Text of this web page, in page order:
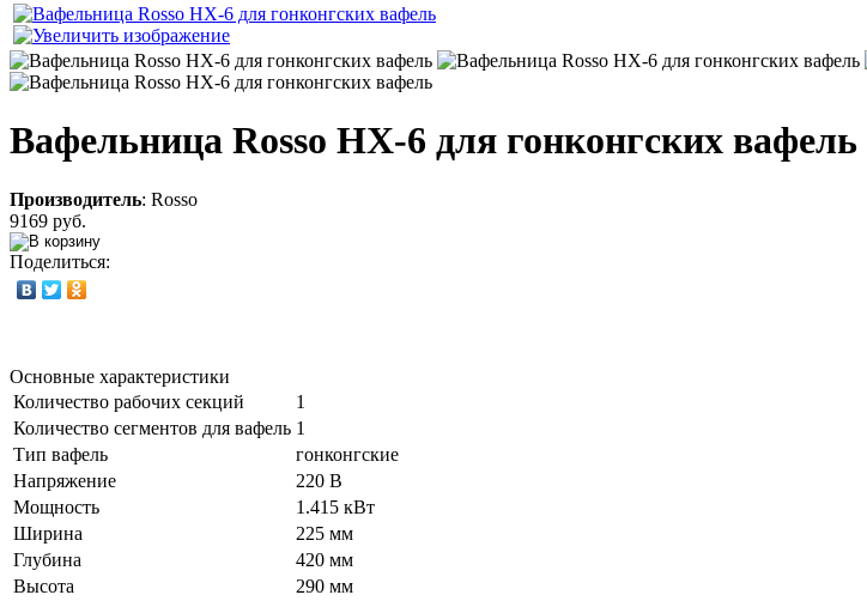
Вафельница Rosso HX-6 для гонконгских вафель
Производитель: Rosso
9169 руб.
Поделиться:
Основные характеристики
Количество рабочих секций
1
Количество сегментов для вафель 1
Тип вафель
гонконгские
Напряжение
220 В
Мощность
1.415 кВт
Ширина
225 мм
Глубина
420 мм
Высота
290 мм